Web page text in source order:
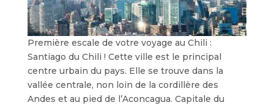
Première escale de votre voyage au Chili :
Santiago du Chili ! Cette ville est le principal
centre urbain du pays. Elle se trouve dans la
vallée centrale, non loin de la cordillère des
Andes et au pied de l’Aconcagua. Capitale du